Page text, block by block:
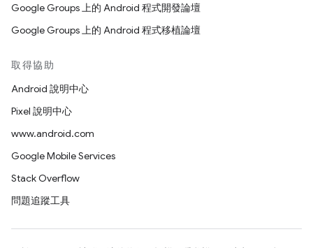
Google Groups 上的 Android 程式開發論壇
Google Groups 上的 Android 程式移植論壇
取得協助
Android 說明中心
Pixel 說明中心
www.android.com
Google Mobile Services
Stack Overflow
問題追蹤工具